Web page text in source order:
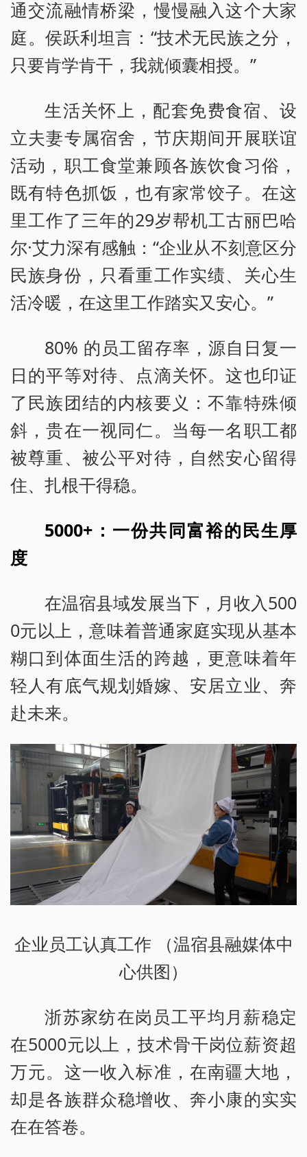
通交流融情桥梁，慢慢融入这个大家
庭。侯跃利坦言：“技术无民族之分，
只要肯学肯干，我就倾囊相授。”
生活关怀上，配套免费食宿、设
立夫妻专属宿舍，节庆期间开展联谊
活动，职工食堂兼顾各族饮食习俗，
既有特色抓饭，也有家常饺子。在这
里工作了三年的29岁帮机工古丽巴哈
尔·艾力深有感触：“企业从不刻意区分
民族身份，只看重工作实绩、关心生
活冷暖，在这里工作踏实又安心。”
80% 的员工留存率，源自日复一
日的平等对待、点滴关怀。这也印证
了民族团结的内核要义：不靠特殊倾
斜，贵在一视同仁。当每一名职工都
被尊重、被公平对待，自然安心留得
住、扎根干得稳。
5000+：一份共同富裕的民生厚
度
在温宿县域发展当下，月收入500
0元以上，意味着普通家庭实现从基本
糊口到体面生活的跨越，更意味着年
轻人有底气规划婚嫁、安居立业、奔
赴未来。
企业员工认真工作 （温宿县融媒体中
心供图）
浙苏家纺在岗员工平均月薪稳定
在5000元以上，技术骨干岗位薪资超
万元。这一收入标准，在南疆大地，
却是各族群众稳增收、奔小康的实实
在在答卷。